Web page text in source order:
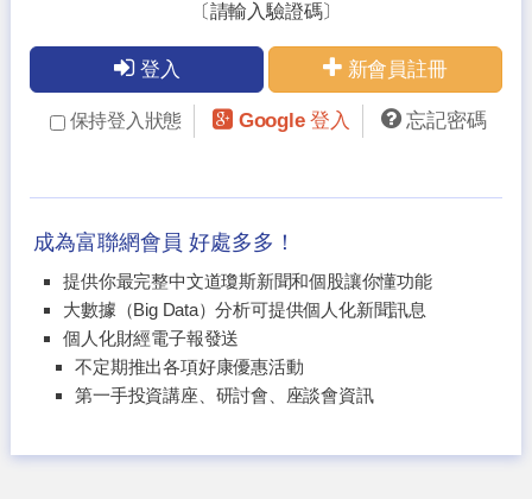
〔請輸入驗證碼〕
登入 新會員註冊
保持登入狀態 Google 登入 忘記密碼
成為富聯網會員 好處多多！
提供你最完整中文道瓊斯新聞和個股讓你懂功能
大數據（Big Data）分析可提供個人化新聞訊息
個人化財經電子報發送
不定期推出各項好康優惠活動
第一手投資講座、研討會、座談會資訊